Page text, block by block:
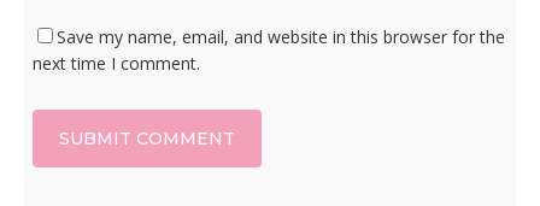
Save my name, email, and website in this browser for the
next time I comment.